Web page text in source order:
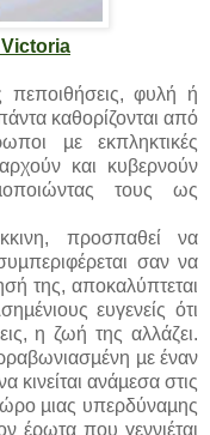
Victoria
πεποιθήσεις, φυλή ή
καθορίζονται από
µε εκπληκτικές
και κυβερνούν
τους ως
προσπαθεί να
σαν να
της, αποκαλύπτεται
ευγενείς ότι
η ζωή της αλλάζει.
µε έναν
κινείται ανάµεσα στις
µιας υπερδύναµης
έρωτα που γεννιέται